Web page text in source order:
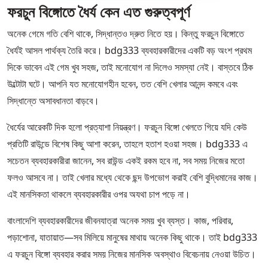
ফরচুন বিঙ্গোতে ধৈর্য কেন এত গুরুত্বপূর্ণ
অনেক গেমে গতি বেশি থাকে, সিদ্ধান্তও দ্রুত নিতে হয়। কিন্তু ফরচুন বিঙ্গোতে
ধৈর্যই আসল পার্থক্য তৈরি করে। bdg333 ব্যবহারকারীদের একটি বড় অংশ প্রথম
দিকে ভাবেন এই গেম খুব সহজ, তাই মনোযোগ না দিলেও সমস্যা নেই। বাস্তবে ঠিক
উল্টোটা ঘটে। আপনি যত মনোযোগহীন হবেন, তত বেশি খেলার আনন্দ কমবে এবং
সিদ্ধান্তে অসাবধানতা বাড়বে।
ধৈর্যের আরেকটি দিক হলো প্রত্যাশা নিয়ন্ত্রণ। ফরচুন বিঙ্গো খেলতে গিয়ে যদি কেউ
প্রতিটি রাউন্ডে বিশেষ কিছু আশা করেন, তাহলে হতাশ হওয়া সহজ। bdg333 এ
সচেতন ব্যবহারকারীরা জানেন, সব রাউন্ড একই রকম হবে না, সব সময় নিজের মতো
ফলও আসবে না। তাই খেলার মধ্যে থেকে ছন্দ উপভোগ করাই বেশি বুদ্ধিমানের কাজ।
এই মানসিকতা থাকলে ব্যবহারকারীর ওপর অযথা চাপ পড়ে না।
বাংলাদেশি ব্যবহারকারীদের জীবনযাত্রা অনেক সময় খুব ব্যস্ত। কাজ, পরিবার,
পড়াশোনা, যাতায়াত—সব মিলিয়ে মানুষের মাথায় অনেক কিছু থাকে। তাই bdg333
এ ফরচুন বিঙ্গো ব্যবহার করার সময় নিজের মানসিক অবস্থাও বিবেচনায় নেওয়া উচিত।